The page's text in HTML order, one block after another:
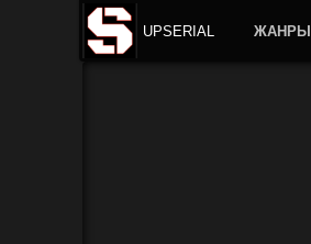
UPSERIAL ЖАНРЫ